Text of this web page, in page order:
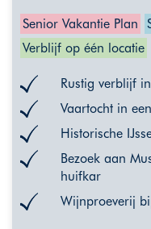
Senior Vakantie Plan
Verblijf op één locatie
Rustig verblijf
Vaartocht in
Historische
Bezoek aan
huifkar
Wijnproeverij